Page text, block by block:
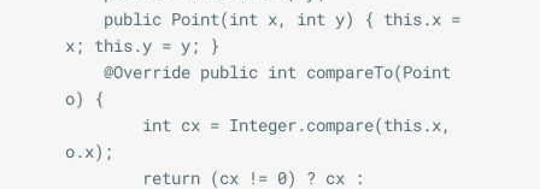
x; this.y = y; }
o) {
o.x);